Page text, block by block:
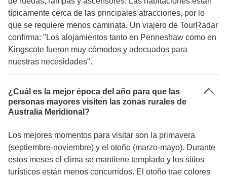
típicamente cerca de las principales atracciones, por lo
que se requiere menos caminata. Un viajero de TourRadar
confirma: "Los alojamientos tanto en Penneshaw como en
Kingscote fueron muy cómodos y adecuados para
nuestras necesidades".
¿Cuál es la mejor época del año para que las
personas mayores visiten las zonas rurales de
Australia Meridional?
Los mejores momentos para visitar son la primavera
(septiembre-noviembre) y el otoño (marzo-mayo). Durante
estos meses el clima se mantiene templado y los sitios
turísticos están menos concurridos. El otoño trae colores